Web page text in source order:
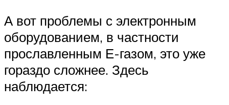
А вот проблемы с электронным
оборудованием, в частности
прославленным Е-газом, это уже
гораздо сложнее. Здесь
наблюдается: